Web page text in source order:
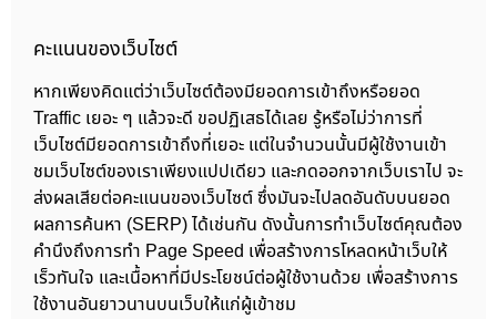
คะแนนของเว็บไซต์
หากเพียงคิดแต่ว่าเว็บไซต์ต้องมียอดการเข้าถึงหรือยอด
Traffic เยอะ ๆ แล้วจะดี ขอปฏิเสธได้เลย รู้หรือไม่ว่าการที่
เว็บไซต์มียอดการเข้าถึงที่เยอะ แต่ในจำนวนนั้นมีผู้ใช้งานเข้า
ชมเว็บไซต์ของเราเพียงแปปเดียว และกดออกจากเว็บเราไป จะ
ส่งผลเสียต่อคะแนนของเว็บไซต์ ซึ่งมันจะไปลดอันดับบนยอด
ผลการค้นหา (SERP) ได้เช่นกัน ดังนั้นการทำเว็บไซต์คุณต้อง
คำนึงถึงการทำ Page Speed เพื่อสร้างการโหลดหน้าเว็บให้
เร็วทันใจ และเนื้อหาที่มีประโยชน์ต่อผู้ใช้งานด้วย เพื่อสร้างการ
ใช้งานอันยาวนานบนเว็บให้แก่ผู้เข้าชม